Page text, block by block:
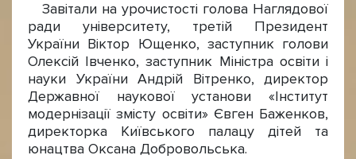
Завітали на урочистості голова Наглядової
ради університету, третій Президент
України Віктор Ющенко, заступник голови
Олексій Івченко, заступник Міністра освіти і
науки України Андрій Вітренко, директор
Державної наукової установи «Інститут
модернізації змісту освіти» Євген Баженков,
директорка Київського палацу дітей та
юнацтва Оксана Добровольська.